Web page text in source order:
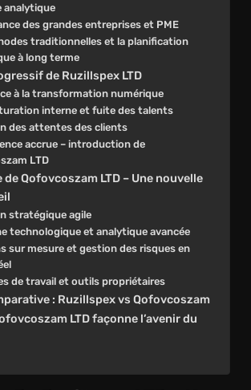
analytique
des grandes entreprises et PME
traditionnelles et la planification
à long terme
de Ruzillspex LTD
à la transformation numérique
interne et fuite des talents
des attentes des clients
accrue – introduction de
LTD
de Qofovcoszam LTD – Une nouvelle
stratégique agile
technologique et analytique avancée
sur mesure et gestion des risques en
de travail et outils propriétaires
: Ruzillspex vs Qofovcoszam
LTD façonne l’avenir du